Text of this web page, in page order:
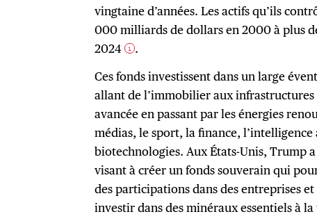
vingtaine d’années. Les actifs qu’ils
000 milliards de dollars en 2000 à plus
2024 1 .
Ces fonds investissent dans un large
allant de l’immobilier aux
avancée en passant par les énergies
médias, le sport, la finance,
biotechnologies. Aux États-Unis, Trump
visant à créer un fonds souverain qui
des participations dans des entreprises
investir dans des minéraux essentiels à